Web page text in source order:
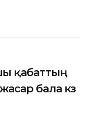
қабаттың
бала көз